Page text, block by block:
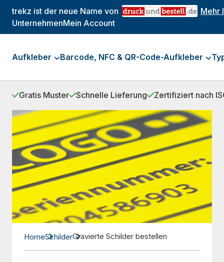
trekz ist der neue Name von
Mehr
UnternehmenMein Account
Aufkleber Barcode, NFC & QR-Code-Aufkleber
Gratis Muster Schnelle Lieferung Zertifiziert nach
HomeSchilderGravierte Schilder bestellen